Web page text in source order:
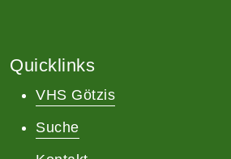
Quicklinks
VHS Götzis
Suche